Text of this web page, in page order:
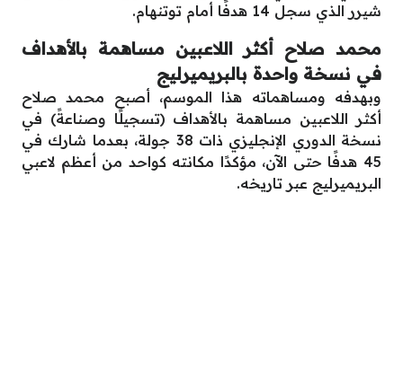
شيرر الذي سجل 14 هدفًا أمام توتنهام.
محمد صلاح أكثر اللاعبين مساهمة بالأهداف
في نسخة واحدة بالبريميرليج
وبهدفه ومساهماته هذا الموسم، أصبح محمد صلاح
أكثر اللاعبين مساهمة بالأهداف (تسجيلًا وصناعةً) في
نسخة الدوري الإنجليزي ذات 38 جولة، بعدما شارك في
45 هدفًا حتى الآن، مؤكدًا مكانته كواحد من أعظم لاعبي
البريميرليج عبر تاريخه.